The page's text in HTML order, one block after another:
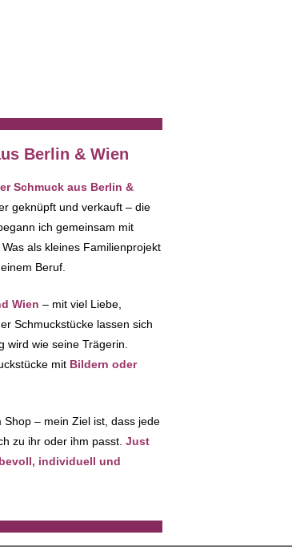
Berlin & Wien
Schmuck aus Berlin &
geknüpft und verkauft – die
ich gemeinsam mit
als kleines Familienprojekt
Beruf.
Wien – mit viel Liebe,
Schmuckstücke lassen sich
wird wie seine Trägerin.
mit Bildern oder
– mein Ziel ist, dass jede
zu ihr oder ihm passt. Just
individuell und